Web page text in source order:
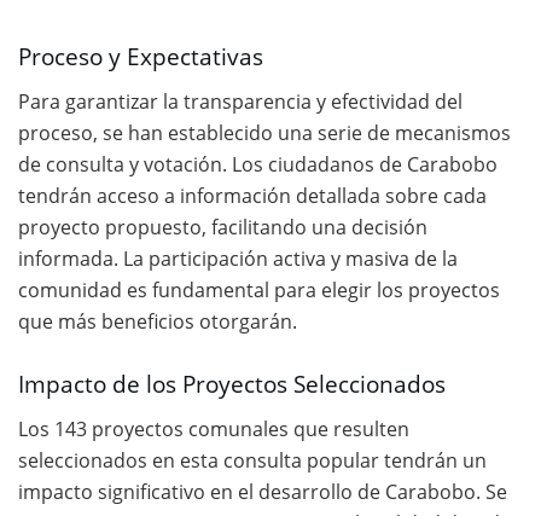
Proceso y Expectativas
Para garantizar la transparencia y efectividad del
proceso, se han establecido una serie de mecanismos
de consulta y votación. Los ciudadanos de Carabobo
tendrán acceso a información detallada sobre cada
proyecto propuesto, facilitando una decisión
informada. La participación activa y masiva de la
comunidad es fundamental para elegir los proyectos
que más beneficios otorgarán.
Impacto de los Proyectos Seleccionados
Los 143 proyectos comunales que resulten
seleccionados en esta consulta popular tendrán un
impacto significativo en el desarrollo de Carabobo. Se